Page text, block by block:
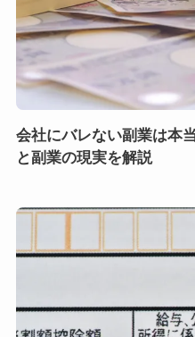
会社にバレない副業は本
と副業の現実を解説